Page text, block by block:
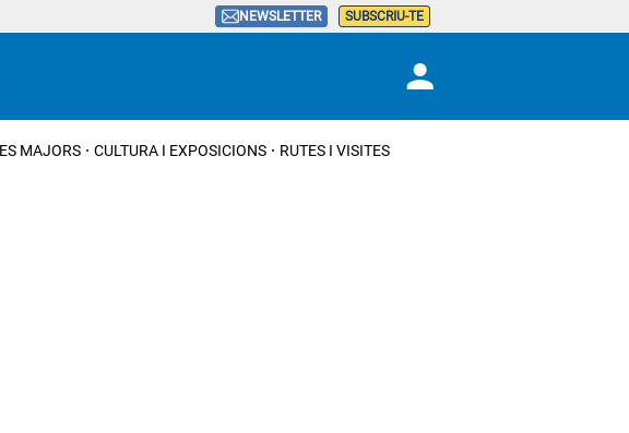
NEWSLETTER SUBSCRIU-TE
MAJORS CULTURA I EXPOSICIONS RUTES I VISITES